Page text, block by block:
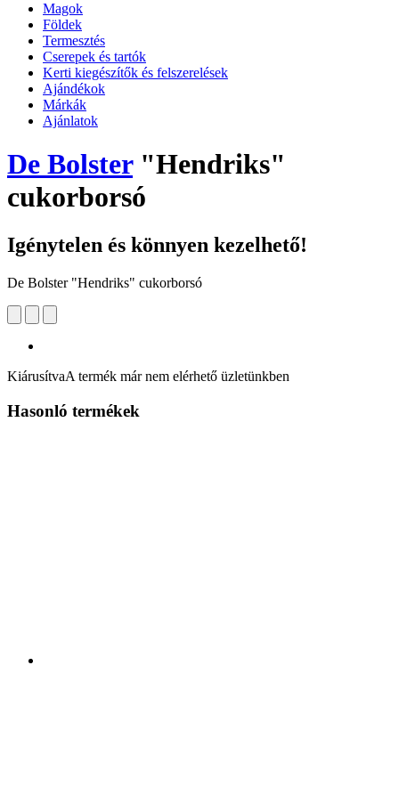
Magok
Földek
Termesztés
Cserepek és tartók
Kerti kiegészítők és felszerelések
Ajándékok
Márkák
Ajánlatok
De Bolster"Hendriks"
cukorborsó
Igénytelen és könnyen kezelhető!
De Bolster "Hendriks" cukorborsó
KiárusítvaA termék már nem elérhető üzletünkben
Hasonló termékek